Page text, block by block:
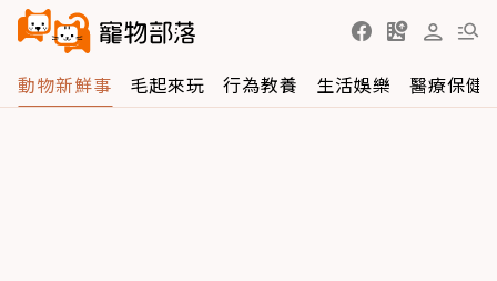
動物新鮮事 毛起來玩 行為教養 生活娛樂 醫療保健